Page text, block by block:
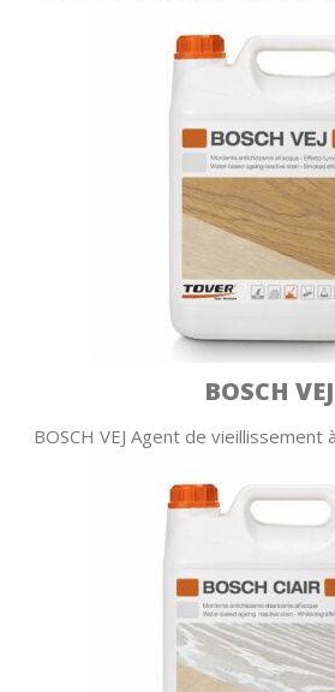
BOSCH VEJ
BOSCH VEJ Agent de vieillissement